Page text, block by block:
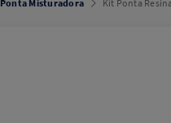
Ponta Misturadora Kit Ponta